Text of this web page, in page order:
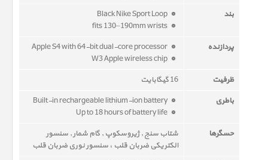
بند
پردازنده
ظرفیت
16 گیگابایت
باطری
حسگرها
شتاب سنج , ژیروسکوپ , گام شمار , سنسور
الکتریکی ضربان قلب ، سنسور نوری ضربان قلب